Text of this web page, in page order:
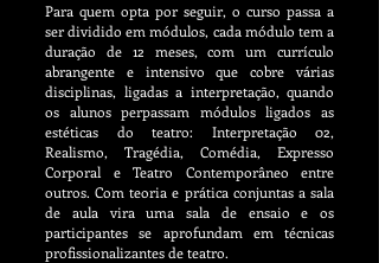
Para quem opta por seguir, o curso passa a
ser dividido em módulos, cada módulo tem a
duração de 12 meses, com um currículo
abrangente e intensivo que cobre várias
disciplinas, ligadas a interpretação, quando
os alunos perpassam módulos ligados as
estéticas do teatro: Interpretação 02,
Realismo, Tragédia, Comédia, Expresso
Corporal e Teatro Contemporâneo entre
outros. Com teoria e prática conjuntas a sala
de aula vira uma sala de ensaio e os
participantes se aprofundam em técnicas
profissionalizantes de teatro.